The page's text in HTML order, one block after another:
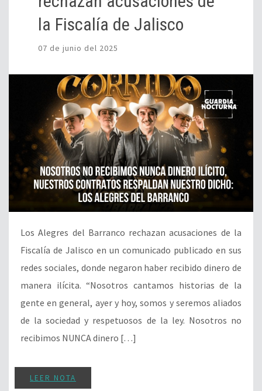
la Fiscalía de Jalisco
07 de junio del 2025
Los Alegres del Barranco rechazan acusaciones de la
Fiscalía de Jalisco en un comunicado publicado en sus
redes sociales, donde negaron haber recibido dinero de
manera ilícita. “Nosotros cantamos historias de la
gente en general, ayer y hoy, somos y seremos aliados
de la sociedad y respetuosos de la ley. Nosotros no
recibimos NUNCA dinero […]
LEER NOTA